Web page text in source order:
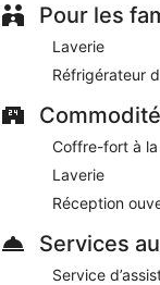
El Paraiso de
comme une
touristiques ou
profiterez de
navette vers et
Pour les
Laverie
Réfrigérateur
Coffre-fort à
Laverie
Réception
Services
Service